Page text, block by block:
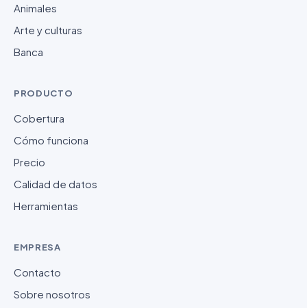
Animales
Arte y culturas
Banca
PRODUCTO
Cobertura
Cómo funciona
Precio
Calidad de datos
Herramientas
EMPRESA
Contacto
Sobre nosotros